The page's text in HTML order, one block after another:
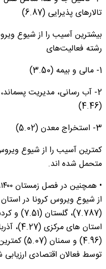
تالارهای پذیرایی (6.87)
بیشترین آسیب را از شیوع
رشته فعالیت‌های
1- مالی و بیمه (3.50)
2- آب رسانی، مدیریت
(4.46)
3- استخراج معدن (5.02)
کمترین آسیب را از شیوع
متحمل شده اند.
(4.96) و
توسط فعالان اقتصادی ارزیابی